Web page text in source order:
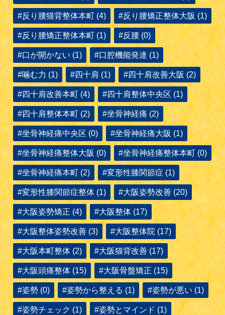
#反り腰猫背整体本町 (4) #反り腰矯正整体大阪 (1)
#反り腰矯正整体本町 (1) #反腰 (0)
#口が開かない (1) #口腔機能発達 (1)
#噛む力 (1) #四十肩 (1) #四十肩改善大阪 (2)
#四十肩改善本町 (4) #四十肩整体中央区 (1)
#四十肩整体本町 (2) #坐骨神経痛 (2)
#坐骨神経痛中央区 (0) #坐骨神経痛大阪 (1)
#坐骨神経痛整体大阪 (0) #坐骨神経痛整体本町 (0)
#坐骨神経痛本町 (2) #変形性膝関節症 (1)
#変形性膝関節症整体 (1) #大阪姿勢改善 (20)
#大阪姿勢矯正 (4) #大阪整体 (17)
#大阪整体姿勢改善 (3) #大阪整体院 (17)
#大阪本町整体 (2) #大阪猫背改善 (17)
#大阪頭痛整体 (15) #大阪骨盤矯正 (15)
#姿勢 (0) #姿勢から整える (1) #姿勢が悪い (1)
#姿勢チェック (1) #姿勢とマインド (1)